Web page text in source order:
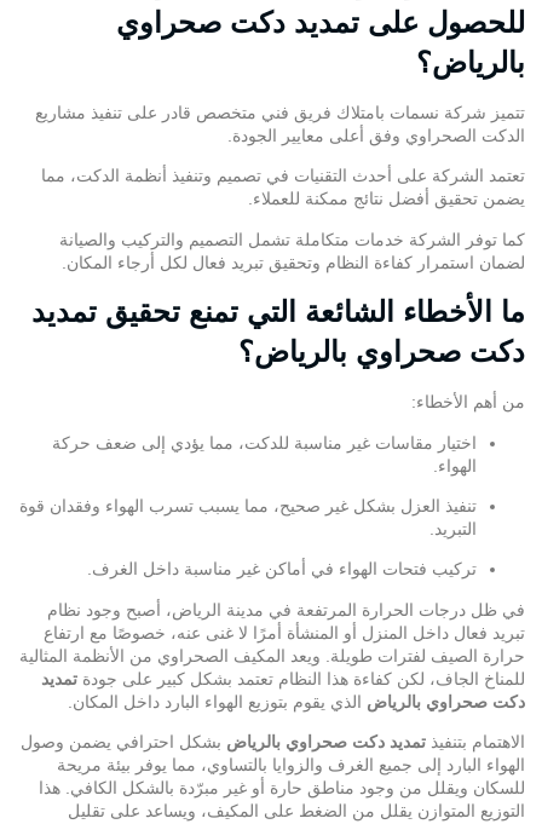
للحصول على تمديد دكت صحراوي
بالرياض؟
تتميز شركة نسمات بامتلاك فريق فني متخصص قادر على تنفيذ مشاريع
الدكت الصحراوي وفق أعلى معايير الجودة.
تعتمد الشركة على أحدث التقنيات في تصميم وتنفيذ أنظمة الدكت، مما
يضمن تحقيق أفضل نتائج ممكنة للعملاء.
كما توفر الشركة خدمات متكاملة تشمل التصميم والتركيب والصيانة
لضمان استمرار كفاءة النظام وتحقيق تبريد فعال لكل أرجاء المكان.
ما الأخطاء الشائعة التي تمنع تحقيق تمديد
دكت صحراوي بالرياض؟
من أهم الأخطاء:
اختيار مقاسات غير مناسبة للدكت، مما يؤدي إلى ضعف حركة
الهواء.
تنفيذ العزل بشكل غير صحيح، مما يسبب تسرب الهواء وفقدان قوة
التبريد.
تركيب فتحات الهواء في أماكن غير مناسبة داخل الغرف.
في ظل درجات الحرارة المرتفعة في مدينة الرياض، أصبح وجود نظام
تبريد فعال داخل المنزل أو المنشأة أمرًا لا غنى عنه، خصوصًا مع ارتفاع
حرارة الصيف لفترات طويلة. ويعد المكيف الصحراوي من الأنظمة المثالية
للمناخ الجاف، لكن كفاءة هذا النظام تعتمد بشكل كبير على جودة تمديد
دكت صحراوي بالرياض الذي يقوم بتوزيع الهواء البارد داخل المكان.
الاهتمام بتنفيذ تمديد دكت صحراوي بالرياض بشكل احترافي يضمن وصول
الهواء البارد إلى جميع الغرف والزوايا بالتساوي، مما يوفر بيئة مريحة
للسكان ويقلل من وجود مناطق حارة أو غير مبرّدة بالشكل الكافي. هذا
التوزيع المتوازن يقلل من الضغط على المكيف، ويساعد على تقليل